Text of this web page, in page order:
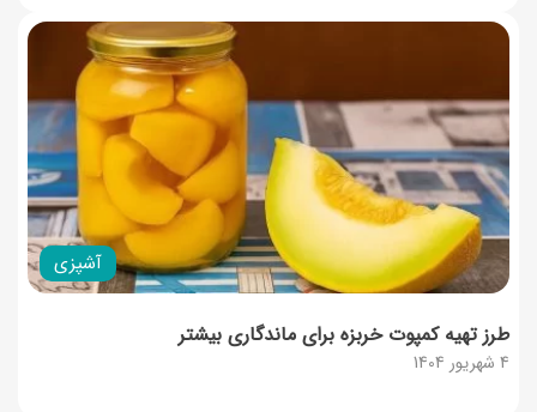
آشپزی
4 شهریور 1404
طرز تهیه کمپوت خربزه برای ماندگاری بیشتر